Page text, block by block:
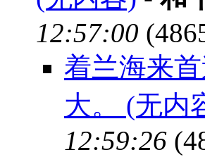
12:57:00
着兰海来
大。 (无内
12:59:26